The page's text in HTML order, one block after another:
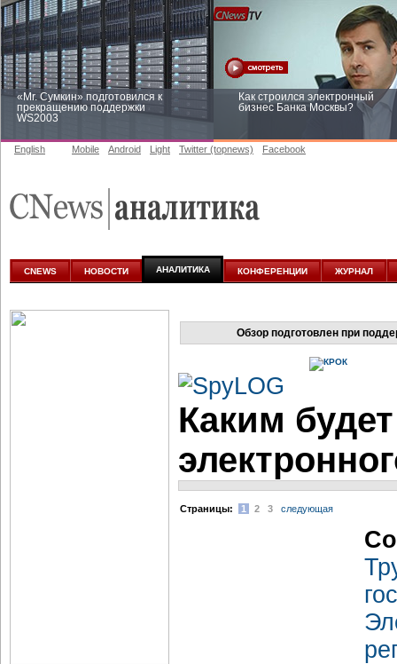
«Mr. Сумкин» подготовился к
прекращению поддержки
WS2003
Как строился электронный
бизнес Банка Москвы?
аналитике
English Mobile Android Light Twitter (topnews) Facebook
CNEWS НОВОСТИ АНАЛИТИКА КОНФЕРЕНЦИИ ЖУРНАЛ
Обзор подготовлен при
Каким
Cтраницы: 1 2 3 следующая